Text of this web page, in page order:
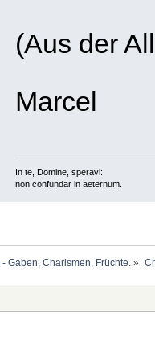
(Aus der
Marcel
In te, Domine, speravi:
non confundar in aeternum.
Gaben, Charismen, Früchte. »